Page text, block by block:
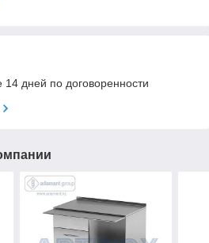
14 дней по договоренности